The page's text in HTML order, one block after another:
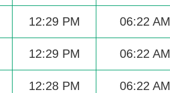
12:29 PM 06:22 AM
12:29 PM 06:22 AM
12:28 PM 06:22 AM